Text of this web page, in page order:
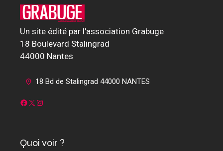
Un site édité par l'association Grabuge
18 Boulevard Stalingrad
44000 Nantes
18 Bd de Stalingrad 44000 NANTES
Facebook
X Instagram
Quoi voir ?